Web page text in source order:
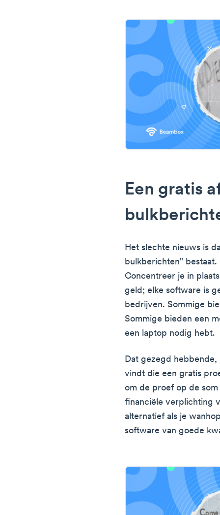
Een gratis
Het slechte nieuws is
bulkberichten"
Concentreer je in
geld; elke software is
bedrijven. Sommige
Sommige bieden een
een laptop nodig hebt.
Dat gezegd
vindt die een gratis
om de proef op de
financiële verplichting
alternatief als je
software van goede